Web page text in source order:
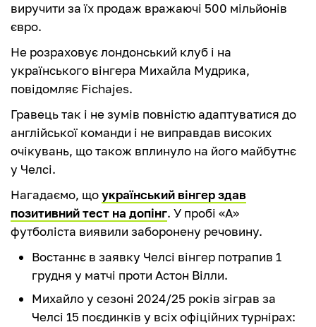
виручити за їх продаж вражаючі 500 мільйонів
євро.
Не розраховує лондонський клуб і на
українського вінгера Михайла Мудрика,
повідомляє Fichajes.
Гравець так і не зумів повністю адаптуватися до
англійської команди і не виправдав високих
очікувань, що також вплинуло на його майбутнє
у Челсі.
Нагадаємо, щоукраїнський вінгер здав
позитивний тест на допінг. У пробі «А»
футболіста виявили заборонену речовину.
Востаннє в заявку Челсі вінгер потрапив 1
грудня у матчі проти Астон Вілли.
Михайло у сезоні 2024/25 років зіграв за
Челсі 15 поєдинків у всіх офіційних турнірах: